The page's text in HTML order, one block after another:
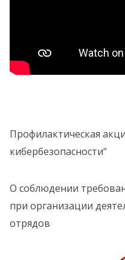
Профилактическая
кибербезопасности"
О соблюдении
при организации
отрядов